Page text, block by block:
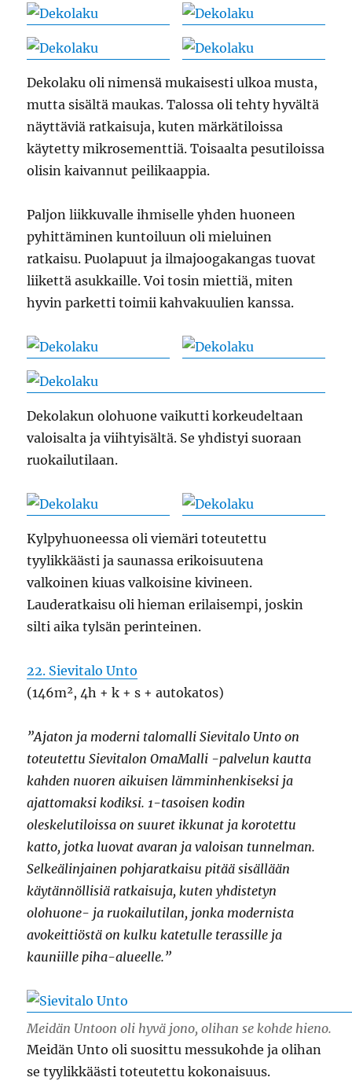
Dekolaku oli nimensä mukaisesti ulkoa musta,
mutta sisältä maukas. Talossa oli tehty hyvältä
näyttäviä ratkaisuja, kuten märkätiloissa
käytetty mikrosementtiä. Toisaalta pesutiloissa
olisin kaivannut peilikaappia.
Paljon liikkuvalle ihmiselle yhden huoneen
pyhittäminen kuntoiluun oli mieluinen
ratkaisu. Puolapuut ja ilmajoogakangas tuovat
liikettä asukkaille. Voi tosin miettiä, miten
hyvin parketti toimii kahvakuulien kanssa.
Dekolakun olohuone vaikutti korkeudeltaan
valoisalta ja viihtyisältä. Se yhdistyi suoraan
ruokailutilaan.
Kylpyhuoneessa oli viemäri toteutettu
tyylikkäästi ja saunassa erikoisuutena
valkoinen kiuas valkoisine kivineen.
Lauderatkaisu oli hieman erilaisempi, joskin
silti aika tylsän perinteinen.
22. Sievitalo Unto
(146m², 4h + k + s + autokatos)
”Ajaton ja moderni talomalli Sievitalo Unto on
toteutettu Sievitalon OmaMalli -palvelun kautta
kahden nuoren aikuisen lämminhenkiseksi ja
ajattomaksi kodiksi. 1-tasoisen kodin
oleskelutiloissa on suuret ikkunat ja korotettu
katto, jotka luovat avaran ja valoisan tunnelman.
Selkeälinjainen pohjaratkaisu pitää sisällään
käytännöllisiä ratkaisuja, kuten yhdistetyn
olohuone- ja ruokailutilan, jonka modernista
avokeittiöstä on kulku katetulle terassille ja
kauniille piha-alueelle.”
Meidän Untoon oli hyvä jono, olihan se kohde hieno.
Meidän Unto oli suosittu messukohde ja olihan
se tyylikkäästi toteutettu kokonaisuus.